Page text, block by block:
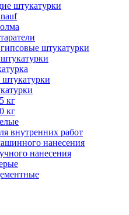
штукатурки
штукатурки
кг
кг
внутренних работ
нанесения
нанесения